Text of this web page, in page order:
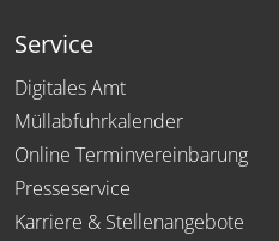
Service
Digitales Amt
Müllabfuhrkalender
Online Terminvereinbarung
Presseservice
Karriere & Stellenangebote